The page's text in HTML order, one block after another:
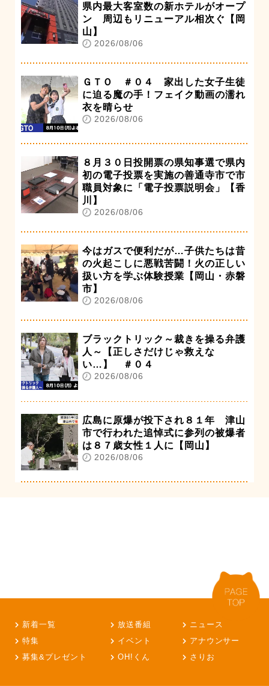
県内最大客室数の新ホテルがオープ
ン 周辺もリニューアル相次ぐ【岡
山】
2026/08/06
ＧＴＯ ＃０４ 家出した女子生徒
に迫る魔の手！フェイク動画の濡れ
衣を晴らせ
2026/08/06
８月３０日投開票の県知事選で県内
初の電子投票を実施の善通寺市で市
職員対象に「電子投票説明会」【香
川】
2026/08/06
今はガスで便利だが…子供たちは昔
の火起こしに悪戦苦闘！火の正しい
扱い方を学ぶ体験授業【岡山・赤磐
市】
2026/08/06
ブラックトリック～裁きを操る弁護
人～【正しさだけじゃ救えな
い…】 ＃０４
2026/08/06
広島に原爆が投下され８１年 津山
市で行われた追悼式に参列の被爆者
は８７歳女性１人に【岡山】
2026/08/06
新着一覧 放送番組
ニュース
特集
イベント
アナウンサー
募集&プレゼント
OH!くん さりお